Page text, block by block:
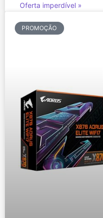
Oferta imperdível »
PROMOÇÃO